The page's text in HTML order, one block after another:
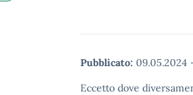
Pubblicato: 09.05.2024
Eccetto dove